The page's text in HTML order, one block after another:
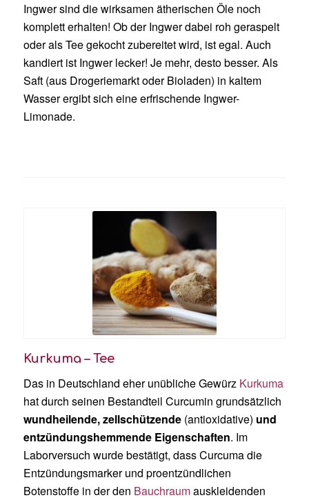
Ingwer sind die wirksamen ätherischen Öle noch
komplett erhalten! Ob der Ingwer dabei roh geraspelt
oder als Tee gekocht zubereitet wird, ist egal. Auch
kandiert ist Ingwer lecker! Je mehr, desto besser. Als
Saft (aus Drogeriemarkt oder Bioladen) in kaltem
Wasser ergibt sich eine erfrischende Ingwer-
Limonade.
Kurkuma – Tee
Das in Deutschland eher unübliche Gewürz Kurkuma
hat durch seinen Bestandteil Curcumin grundsätzlich
wundheilende, zellschützende(antioxidative) und
entzündungshemmende Eigenschaften. Im
Laborversuch wurde bestätigt, dass Curcuma die
Entzündungsmarker und proentzündlichen
Botenstoffe in der den Bauchraumauskleidenden